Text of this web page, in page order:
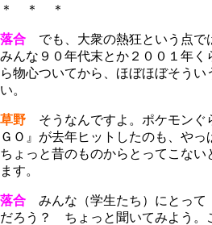
＊ ＊ ＊
落合 でも、大衆の熱狂という点で
みんな９０年代末とか２００１年
ら物心ついてから、ほぼほぼそうい
い。
草野 そうなんですよ。ポケモンぐ
ＧＯ』が去年ヒットしたのも、や
ちょっと昔のものからとってこな
ます。
落合 みんな（学生たち）にとって
だろう？ ちょっと聞いてみよう。